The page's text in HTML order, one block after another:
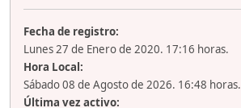
Fecha de registro:
Lunes 27 de Enero de 2020. 17:16 horas.
Hora Local:
Sábado 08 de Agosto de 2026. 16:48 horas.
Última vez activo: